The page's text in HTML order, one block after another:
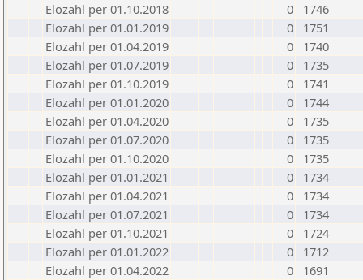
Elozahl per 01.10.2018
0
1746
Elozahl per 01.01.2019
0
1751
Elozahl per 01.04.2019
0
1740
Elozahl per 01.07.2019
0
1735
Elozahl per 01.10.2019
0
1741
Elozahl per 01.01.2020
0
1744
Elozahl per 01.04.2020
0
1735
Elozahl per 01.07.2020
0
1735
Elozahl per 01.10.2020
0
1735
Elozahl per 01.01.2021
0
1734
Elozahl per 01.04.2021
0
1734
Elozahl per 01.07.2021
0
1734
Elozahl per 01.10.2021
0
1724
Elozahl per 01.01.2022
0
1712
Elozahl per 01.04.2022
0
1691